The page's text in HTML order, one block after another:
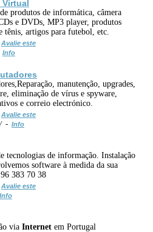
produtos de informática, câmera
e DVDs, MP3 player, produtos
tênis, artigos para futebol, etc.
Avalie este
Info
manutenção, upgrades,
eliminação de vírus e spyware,
e correio electrónico.
Avalie este
- Info
tecnologias de informação. Instalação
software à medida da sua
383 70 38
Avalie este
Info
via Internet em Portugal